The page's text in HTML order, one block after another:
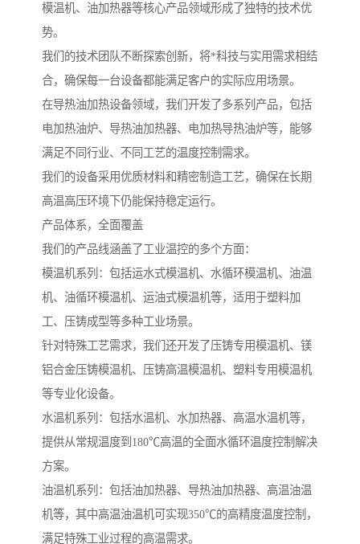
模温机、油加热器等核心产品领域形成了独特的技术优
势。
我们的技术团队不断探索创新，将*科技与实用需求相结
合，确保每一台设备都能满足客户的实际应用场景。
在导热油加热设备领域，我们开发了多系列产品，包括
电加热油炉、导热油加热器、电加热导热油炉等，能够
满足不同行业、不同工艺的温度控制需求。
我们的设备采用优质材料和精密制造工艺，确保在长期
高温高压环境下仍能保持稳定运行。
产品体系，全面覆盖
我们的产品线涵盖了工业温控的多个方面：
模温机系列：包括运水式模温机、水循环模温机、油温
机、油循环模温机、运油式模温机等，适用于塑料加
工、压铸成型等多种工业场景。
针对特殊工艺需求，我们还开发了压铸专用模温机、镁
铝合金压铸模温机、压铸高温模温机、塑料专用模温机
等专业化设备。
水温机系列：包括水温机、水加热器、高温水温机等，
提供从常规温度到180℃高温的全面水循环温度控制解决
方案。
油温机系列：包括油加热器、导热油加热器、高温油温
机等，其中高温油温机可实现350℃的高精度温度控制，
满足特殊工业过程的高温需求。